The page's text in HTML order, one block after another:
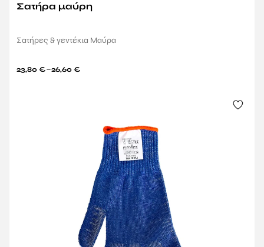
Σατήρα μαύρη
Σατήρες & γεντέκια Μαύρα
23,80 €–26,60 €